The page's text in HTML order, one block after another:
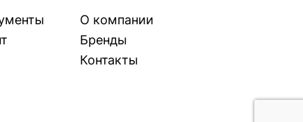
О компании
Бренды
Контакты